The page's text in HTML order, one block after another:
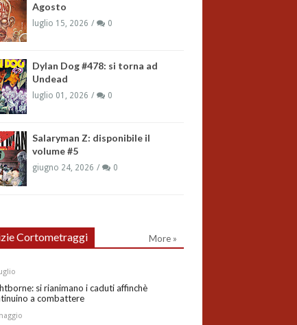
Agosto
luglio 15, 2026 0
Dylan Dog #478: si torna ad
Undead
luglio 01, 2026 0
Salaryman Z: disponibile il
volume #5
giugno 24, 2026 0
Cortometraggi More »
si rianimano i caduti affinchè
a combattere